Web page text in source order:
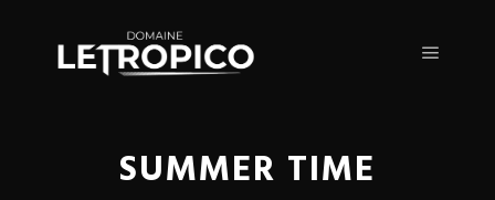
SUMMER TIME